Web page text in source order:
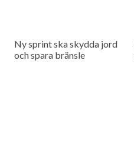
Ny sprint ska skydda jord
och spara bränsle